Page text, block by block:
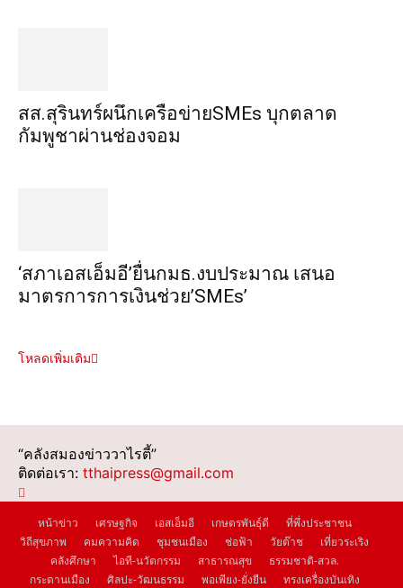
สส.สุรินทร์ผนึกเครือข่ายSMEs บุกตลาด
กัมพูชาผ่านช่องจอม
‘สภาเอสเอ็มอี’ยื่นกมธ.งบประมาณ เสนอ
มาตรการการเงินช่วย’SMEs’
โหลดเพิ่มเติม
“คลังสมองข่าววาไรตี้”
ติดต่อเรา: tthaipress@gmail.com
หน้าข่าว เศรษฐกิจ เอสเอ็มอี เกษตรพันธุ์ดี
ที่พึ่งประชาชน
วิถีสุขภาพ
คมความคิด ชุมชนเมือง ช่อฟ้า วัยต๊าช
เที่ยวระเริง
คลังศึกษา
ไอที-นวัตกรรม สาธารณสุข
ธรรมชาติ-สวล.
กระดานเมือง
ศิลปะ-วัฒนธรรม พอเพียง-ยั่งยืน ทรงเครื่องบันเทิง